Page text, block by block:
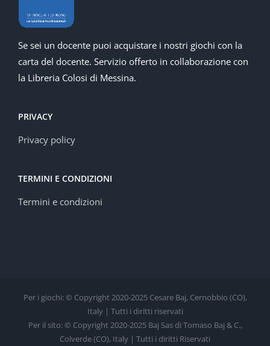
Se sei un docente puoi acquistare i nostri giochi con la
carta del docente. Servizio offerto in collaborazione con
la Libreria Colosi di Messina.
PRIVACY
Privacy policy
TERMINI E CONDIZIONI
Termini e condizioni
Per i giochi: © Copyright 2020-2025 Cesare Baj, Cernobbio (CO),
Italy | Tutti i diritti riservati
Per il sito: © Copyright 2020-2025 Baj Sas di Tomaso Baj & C.,
Colverde (CO), Italy | Tutti i diritti Riservati